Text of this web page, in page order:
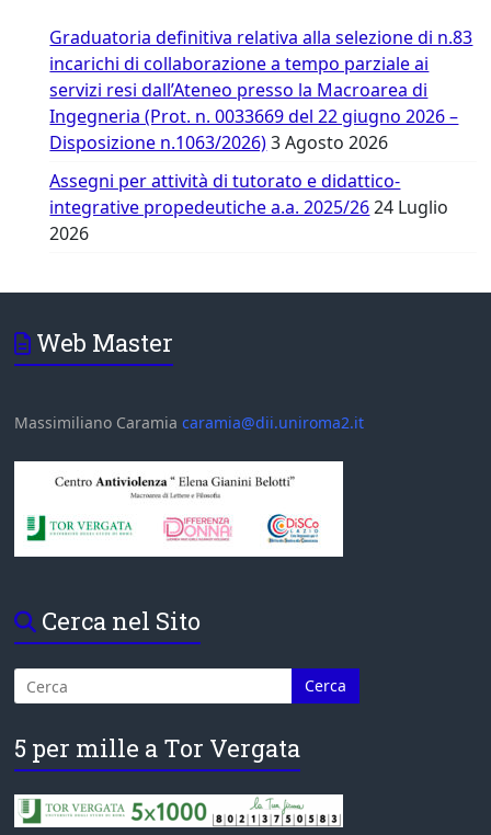
Graduatoria definitiva relativa alla selezione di n.83
incarichi di collaborazione a tempo parziale ai
servizi resi dall’Ateneo presso la Macroarea di
Ingegneria (Prot. n. 0033669 del 22 giugno 2026 –
Disposizione n.1063/2026) 3 Agosto 2026
Assegni per attività di tutorato e didattico-
integrative propedeutiche a.a. 2025/26 24 Luglio
2026
Web Master
Massimiliano Caramiacaramia@dii.uniroma2.it
Cerca nel Sito
5 per mille a Tor Vergata